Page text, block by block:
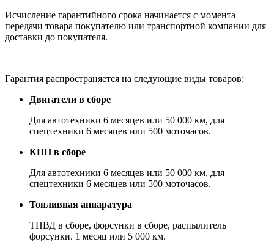
Исчисление гарантийного срока начинается с момента
передачи товара покупателю или транспортной компании для
доставки до покупателя.
Гарантия распространяется на следующие виды товаров:
Двигатели в сборе
Для автотехники 6 месяцев или 50 000 км, для
спецтехники 6 месяцев или 500 моточасов.
КПП в сборе
Для автотехники 6 месяцев или 50 000 км, для
спецтехники 6 месяцев или 500 моточасов.
Топливная аппаратура
ТНВД в сборе, форсунки в сборе, распылитель
форсунки. 1 месяц или 5 000 км.